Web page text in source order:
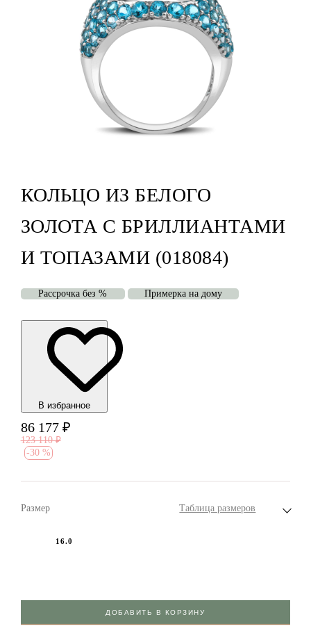
КОЛЬЦО ИЗ БЕЛОГО
ЗОЛОТА С БРИЛЛИАНТАМИ
И ТОПАЗАМИ (018084)
Рассрочка без % Примерка на дому
В избранноe
86 177 ₽
123 110 ₽
-30 %
Размер Таблица размеров
16.0
ДОБАВИТЬ В КОРЗИНУ